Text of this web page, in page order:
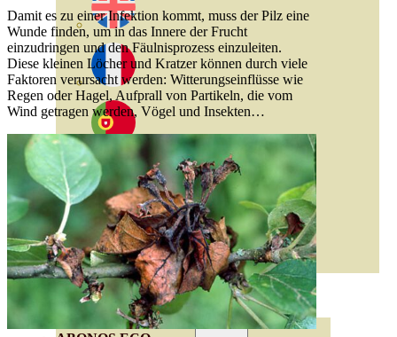
Damit es zu einer Infektion kommt, muss der Pilz eine
Wunde finden, um in das Innere der Frucht
einzudringen und den Fäulnisprozess einzuleiten.
Diese kleinen Löcher und Kratzer können durch viele
Faktoren verursacht werden: Witterungseinflüsse wie
Regen oder Hagel, Aufprall von Partikeln, die vom
Wind getragen werden, Vögel und Insekten…